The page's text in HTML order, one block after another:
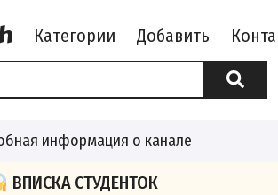
Категории Добавить
информация о канале
ВПИСКА СТУДЕНТОК